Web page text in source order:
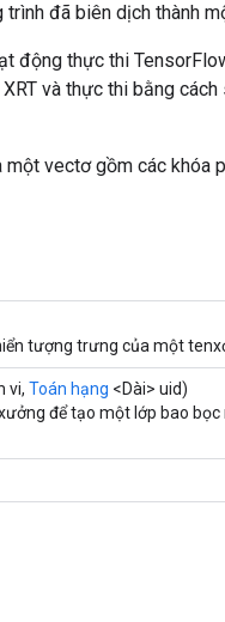
đã biên dịch thành
động thực thi
và thực thi bằng
vectơ gồm các khóa
tượng trưng của một
vi, Toán hạng <Dài> uid)
để tạo một lớp bao